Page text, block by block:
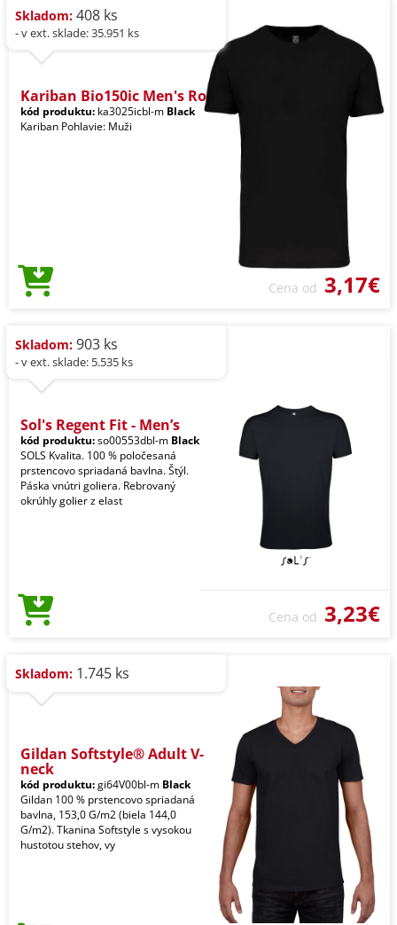
Skladom: 408 ks
- v ext. sklade: 35.951 ks
Kariban Bio150ic Men's Ro
kód produktu: ka3025icbl-m Black
Kariban Pohlavie: Muži
Cena od 3,17€
Skladom: 903 ks
- v ext. sklade: 5.535 ks
Sol's Regent Fit - Men’s
kód produktu:so00553dbl-m Black
SOLS Kvalita. 100 % poločesaná
prstencovo spriadaná bavlna. Štýl.
Páska vnútri goliera. Rebrovaný
okrúhly golier z elast
Cena od 3,23€
Skladom: 1.745 ks
Gildan Softstyle® Adult V-
neck
kód produktu:gi64V00bl-m Black
Gildan 100 % prstencovo spriadaná
bavlna, 153,0 G/m2 (biela 144,0
G/m2). Tkanina Softstyle s vysokou
hustotou stehov, vy